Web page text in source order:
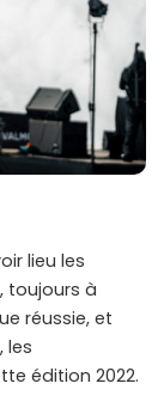
lieu les
toujours à
réussie, et
les
édition 2022.